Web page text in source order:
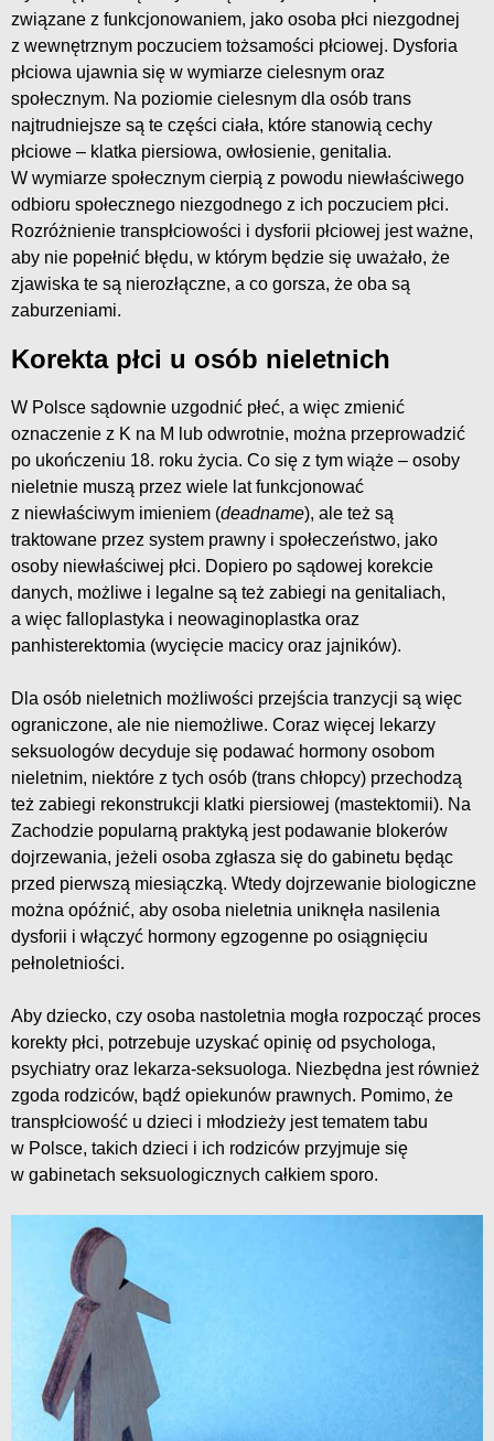
związane z funkcjonowaniem, jako osoba płci niezgodnej
z wewnętrznym poczuciem tożsamości płciowej. Dysforia
płciowa ujawnia się w wymiarze cielesnym oraz
społecznym. Na poziomie cielesnym dla osób trans
najtrudniejsze są te części ciała, które stanowią cechy
płciowe – klatka piersiowa, owłosienie, genitalia.
W wymiarze społecznym cierpią z powodu niewłaściwego
odbioru społecznego niezgodnego z ich poczuciem płci.
Rozróżnienie transpłciowości i dysforii płciowej jest ważne,
aby nie popełnić błędu, w którym będzie się uważało, że
zjawiska te są nierozłączne, a co gorsza, że oba są
zaburzeniami.
Korekta płci u osób nieletnich
W Polsce sądownie uzgodnić płeć, a więc zmienić
oznaczenie z K na M lub odwrotnie, można przeprowadzić
po ukończeniu 18. roku życia. Co się z tym wiąże – osoby
nieletnie muszą przez wiele lat funkcjonować
z niewłaściwym imieniem (deadname), ale też są
traktowane przez system prawny i społeczeństwo, jako
osoby niewłaściwej płci. Dopiero po sądowej korekcie
danych, możliwe i legalne są też zabiegi na genitaliach,
a więc falloplastyka i neowaginoplastka oraz
panhisterektomia (wycięcie macicy oraz jajników).
Dla osób nieletnich możliwości przejścia tranzycji są więc
ograniczone, ale nie niemożliwe. Coraz więcej lekarzy
seksuologów decyduje się podawać hormony osobom
nieletnim, niektóre z tych osób (trans chłopcy) przechodzą
też zabiegi rekonstrukcji klatki piersiowej (mastektomii). Na
Zachodzie popularną praktyką jest podawanie blokerów
dojrzewania, jeżeli osoba zgłasza się do gabinetu będąc
przed pierwszą miesiączką. Wtedy dojrzewanie biologiczne
można opóźnić, aby osoba nieletnia uniknęła nasilenia
dysforii i włączyć hormony egzogenne po osiągnięciu
pełnoletniości.
Aby dziecko, czy osoba nastoletnia mogła rozpocząć proces
korekty płci, potrzebuje uzyskać opinię od psychologa,
psychiatry oraz lekarza-seksuologa. Niezbędna jest również
zgoda rodziców, bądź opiekunów prawnych. Pomimo, że
transpłciowość u dzieci i młodzieży jest tematem tabu
w Polsce, takich dzieci i ich rodziców przyjmuje się
w gabinetach seksuologicznych całkiem sporo.